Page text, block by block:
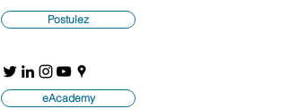
Postulez
eAcademy